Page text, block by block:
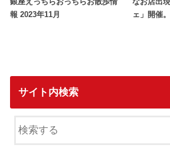
報 2023年11月
ェ」開催。
サイト内検索